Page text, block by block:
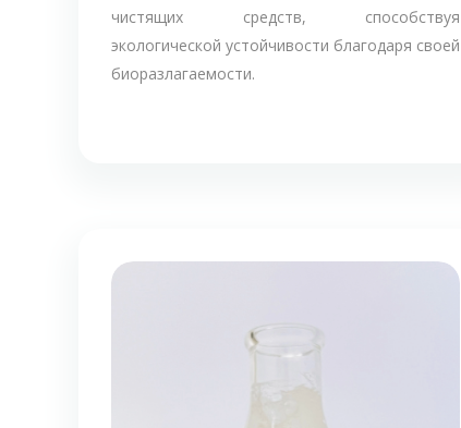
чистящих средств, способствуя
экологической устойчивости благодаря своей
биоразлагаемости.